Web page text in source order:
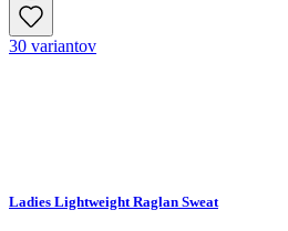
30 variantov
Ladies Lightweight Raglan Sweat